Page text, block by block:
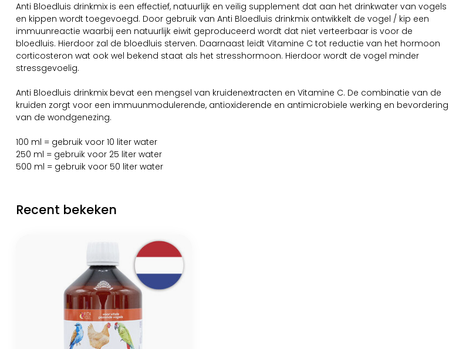
Anti Bloedluis drinkmix is een effectief, natuurlijk en veilig supplement dat aan het drinkwater van vogels
en kippen wordt toegevoegd. Door gebruik van Anti Bloedluis drinkmix ontwikkelt de vogel / kip een
immuunreactie waarbij een natuurlijk eiwit geproduceerd wordt dat niet verteerbaar is voor de
bloedluis. Hierdoor zal de bloedluis sterven. Daarnaast leidt Vitamine C tot reductie van het hormoon
corticosteron wat ook wel bekend staat als het stresshormoon. Hierdoor wordt de vogel minder
stressgevoelig.
Anti Bloedluis drinkmix bevat een mengsel van kruidenextracten en Vitamine C. De combinatie van de
kruiden zorgt voor een immuunmodulerende, antioxiderende en antimicrobiele werking en bevordering
van de wondgenezing.
100 ml = gebruik voor 10 liter water
250 ml = gebruik voor 25 liter water
500 ml = gebruik voor 50 liter water
Recent bekeken